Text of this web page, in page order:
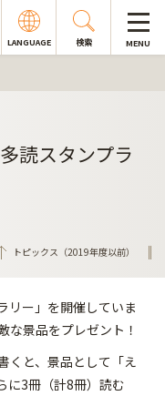
LANGUAGE 検索 MENU
読スタンプラ
トピックス（2019年度以前）
リー」を開催していま
な景品をプレゼント！
くと、景品として「え
に3冊（計8冊）読む